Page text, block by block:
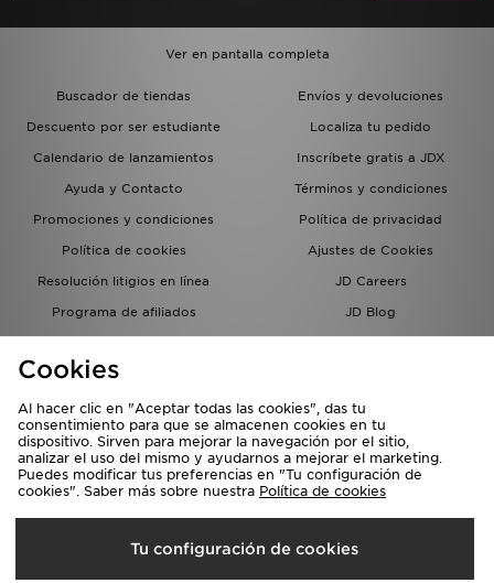
Ver en pantalla completa
Buscador de tiendas
Envíos y devoluciones
Descuento por ser estudiante
Localiza tu pedido
Calendario de lanzamientos
Inscríbete gratis a JDX
Ayuda y Contacto
Términos y condiciones
Promociones y condiciones
Política de privacidad
Política de cookies
Ajustes de Cookies
Resolución litigios en línea
JD Careers
Programa de afiliados
JD Blog
del grupo JD - Whistleblowing
Selecciona País
España
Cookies
Al hacer clic en "Aceptar todas las cookies", das tu
consentimiento para que se almacenen cookies en tu
dispositivo. Sirven para mejorar la navegación por el sitio,
analizar el uso del mismo y ayudarnos a mejorar el marketing.
Puedes modificar tus preferencias en "Tu configuración de
cookies". Saber más sobre nuestra Política de cookies
Tu configuración de cookies